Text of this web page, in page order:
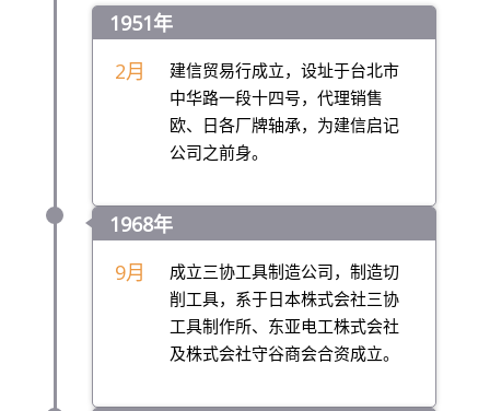
1951年
2月
建信贸易行成立，设址于台北市
中华路一段十四号，代理销售
欧、日各厂牌轴承，为建信启记
公司之前身。
1968年
9月
成立三协工具制造公司，制造切
削工具，系于日本株式会社三协
工具制作所、东亚电工株式会社
及株式会社守谷商会合资成立。